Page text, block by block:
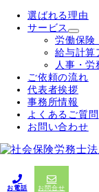
選ばれる理由
サービス
労働保険
給与計算
人事・労
ご依頼の流れ
代表者挨拶
事務所情報
よくあるご質問
お問い合わせ
お電話 お問合せ